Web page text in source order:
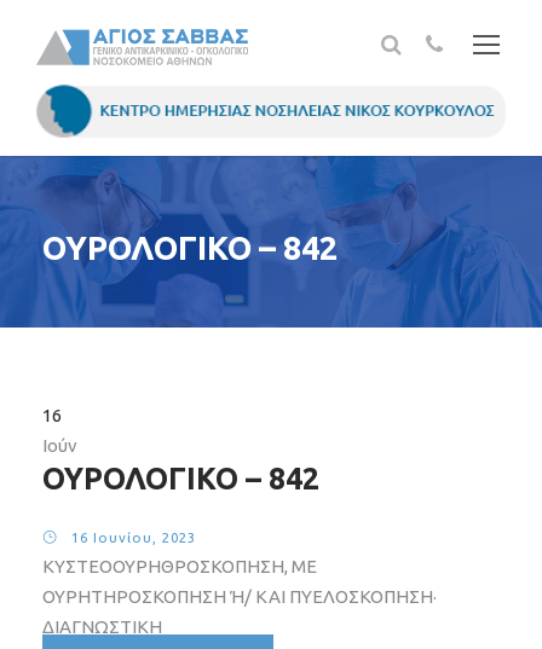
ΟΥΡΟΛΟΓΙΚΟ – 842
16
Ιούν
ΟΥΡΟΛΟΓΙΚΟ – 842
16 Ιουνίου, 2023
ΚΥΣΤΕΟΟΥΡΗΘΡΟΣΚΟΠΗΣΗ, ΜΕ
ΟΥΡΗΤΗΡΟΣΚΟΠΗΣΗ Ή/ ΚΑΙ ΠΥΕΛΟΣΚΟΠΗΣΗ·
ΔΙΑΓΝΩΣΤΙΚΗ